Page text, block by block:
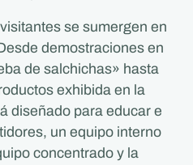
se sumergen en
demostraciones en
de salchichas» hasta
exhibida en la
diseñado para educar e
un equipo interno
concentrado y la